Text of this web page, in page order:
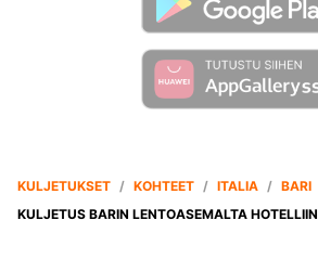
KULJETUKSET / KOHTEET / ITALIA / BARI
KULJETUS BARIN LENTOASEMALTA HOTELLIIN